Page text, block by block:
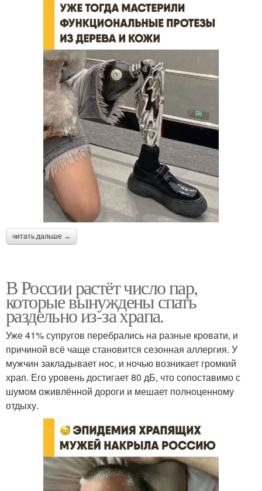
читать дальше →
В России растёт число пар,
которые вынуждены спать
раздельно из-за храпа.
Уже 41% супругов перебрались на разные кровати, и
причиной всё чаще становится сезонная аллергия. У
мужчин закладывает нос, и ночью возникает громкий
храп. Его уровень достигает 80 дБ, что сопоставимо с
шумом оживлённой дороги и мешает полноценному
отдыху.